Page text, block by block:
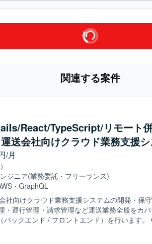
関連する案件
React/TypeScript/リモート
送会社向けクラウド業務支援
/月
ジニア(業務委託・フリーランス)
・ GraphQL
社向けクラウド業務支援システムの開発・保
・運行管理・請求管理など運送業務全般をカ
バックエンド / フロントエンド）を行います